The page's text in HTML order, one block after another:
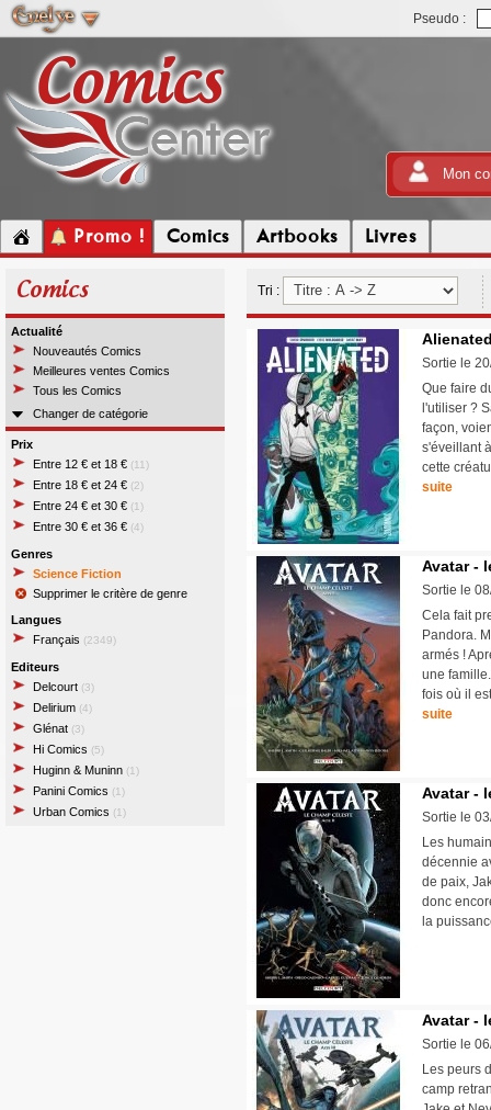
Pseudo :
Mon
Promo ! Comics Artbooks Livres
Comics
Actualité
Nouveautés Comics
Meilleures ventes Comics
Tous les Comics
Changer de catégorie
Prix
Entre 12 € et 18 € (11)
Entre 18 € et 24 € (2)
Entre 24 € et 30 € (1)
Entre 30 € et 36 € (4)
Genres
Science Fiction
Supprimer le critère de genre
Langues
Français (2349)
Editeurs
Delcourt (3)
Delirium (4)
Glénat (3)
Hi Comics (5)
Huginn & Muninn (1)
Panini Comics (1)
Urban Comics (1)
Tri :
Sortie le
Que faire
l'utiliser ?
façon,
s'éveillant
cette
suite
Avatar -
Sortie le
Cela fait
Pandora.
armés !
une
fois où il
suite
Avatar -
Sortie le
Les
décennie
de paix,
donc
la
Avatar -
Sortie le
Les peurs
camp